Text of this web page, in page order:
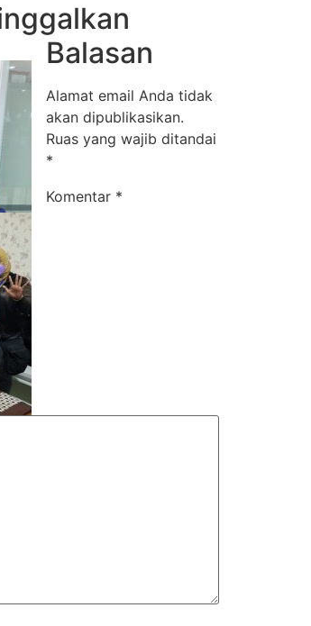
Balasan
Alamat email Anda tidak
akan dipublikasikan.
Ruas yang wajib ditandai
*
Komentar *